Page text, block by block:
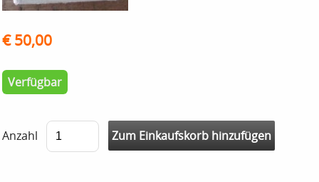
€ 50,00
Verfügbar
Anzahl